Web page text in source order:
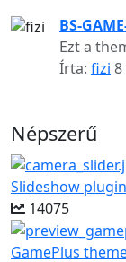
BS-
Ezt a
Írta: fizi 8
Népszerű
Slideshow
14075
GamePlus